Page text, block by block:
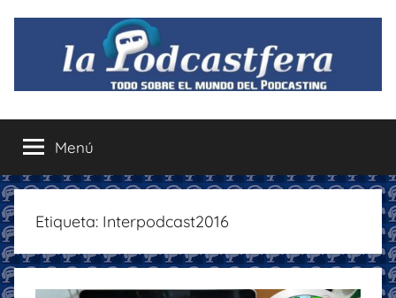
contenido
La
Podcastfera
el
mundo
del
podcasting
recomendaciones
Menú
Etiqueta: Interpodcast2016